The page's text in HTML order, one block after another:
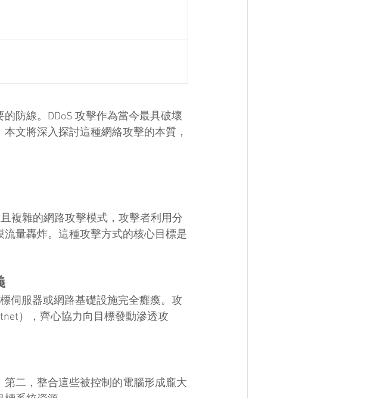
防線。DDoS 攻擊作為當今最具破壞
文將深入探討這種網絡攻擊的本質，
複雜的網路攻擊模式，攻擊者利用分
量轟炸。這種攻擊方式的核心目標是
伺服器或網路基礎設施完全癱瘓。攻
），齊心協力向目標發動滲透攻
二，整合這些被控制的電腦形成龐大